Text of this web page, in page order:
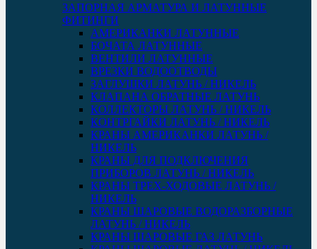
ЗАПОРНАЯ АРМАТУРА И ЛАТУННЫЕ
ФИТИНГИ
АМЕРИКАНКИ ЛАТУННЫЕ
БОЧАТА ЛАТУННЫЕ
ВЕНТИЛИ ЛАТУННЫЕ
ВРЕЗКИ ВОДООТВОДЫ
ЗАГЛУШКИ ЛАТУНЬ / НИКЕЛЬ
КЛАПАНА ОБРАТНЫЕ ЛАТУНЬ
КОЛЛЕКТОРЫ ЛАТУНЬ / НИКЕЛЬ
КОНТРГАЙКИ ЛАТУНЬ / НИКЕЛЬ
КРАНЫ АМЕРИКАНКИ ЛАТУНЬ /
НИКЕЛЬ
КРАНЫ ДЛЯ ПОДКЛЮЧЕНИЯ
ПРИБОРОВ ЛАТУНЬ / НИКЕЛЬ
КРАНЫ ТРЕХ-ХОДОВЫЕ ЛАТУНЬ /
НИКЕЛЬ
КРАНЫ ШАРОВЫЕ ВОДОРАЗБОРНЫЕ
ЛАТУНЬ / НИКЕЛЬ
КРАНЫ ШАРОВЫЕ ГАЗ ЛАТУНЬ